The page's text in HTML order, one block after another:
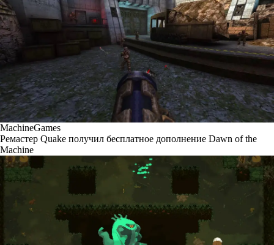
MachineGames
Ремастер Quake получил бесплатное дополнение Dawn of the
Machine